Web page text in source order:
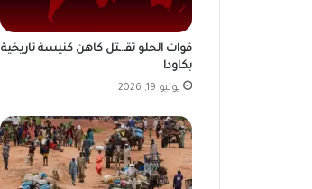
قوات الحلو تقـ.ـتل كاهن كنيسة تاريخية
بكاودا
يونيو 19, 2026